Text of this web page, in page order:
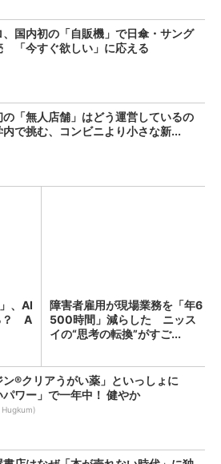
、国内初の「自販機」で日傘・サング
「今すぐ欲しい」に応える
の「無人店舗」はどう運営しているの
で挑む、コンビニより小さな新...
、AI
？ A
障害者雇用が現場業務を「年6
500時間」減らした ニッス
イの“思考の転換”がすご...
ン®クリアうがい薬」といっしょに
パワー」で一年中！ 健やか
Hugkum)